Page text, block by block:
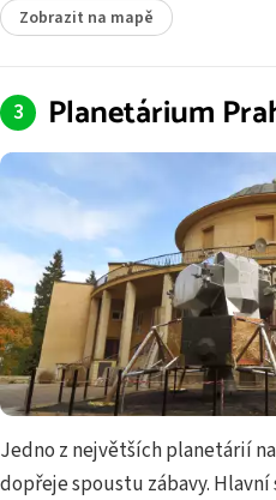
Zobrazit na mapě
Planetárium
Jedno z největších planetárií
dopřeje spoustu zábavy.